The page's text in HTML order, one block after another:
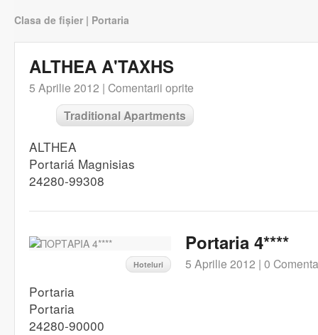
Clasa de fișier | Portaria
ALTHEA A'TAXHS
5 Aprilie 2012 | Comentarii oprite
Traditional Apartments
ALTHEA
Portariá Magnisias
24280-99308
Hoteluri
Portaria 4****
5 Aprilie 2012 | 0
Portaria
Portaria
24280-90000